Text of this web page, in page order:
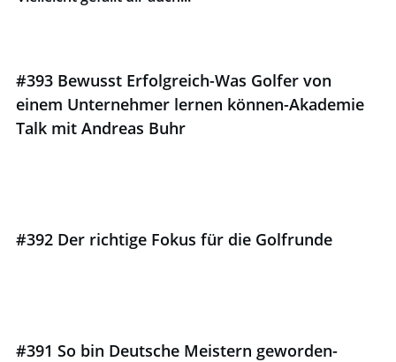
#393 Bewusst Erfolgreich-Was Golfer von
einem Unternehmer lernen können-Akademie
Talk mit Andreas Buhr
#392 Der richtige Fokus für die Golfrunde
#391 So bin Deutsche Meistern geworden-